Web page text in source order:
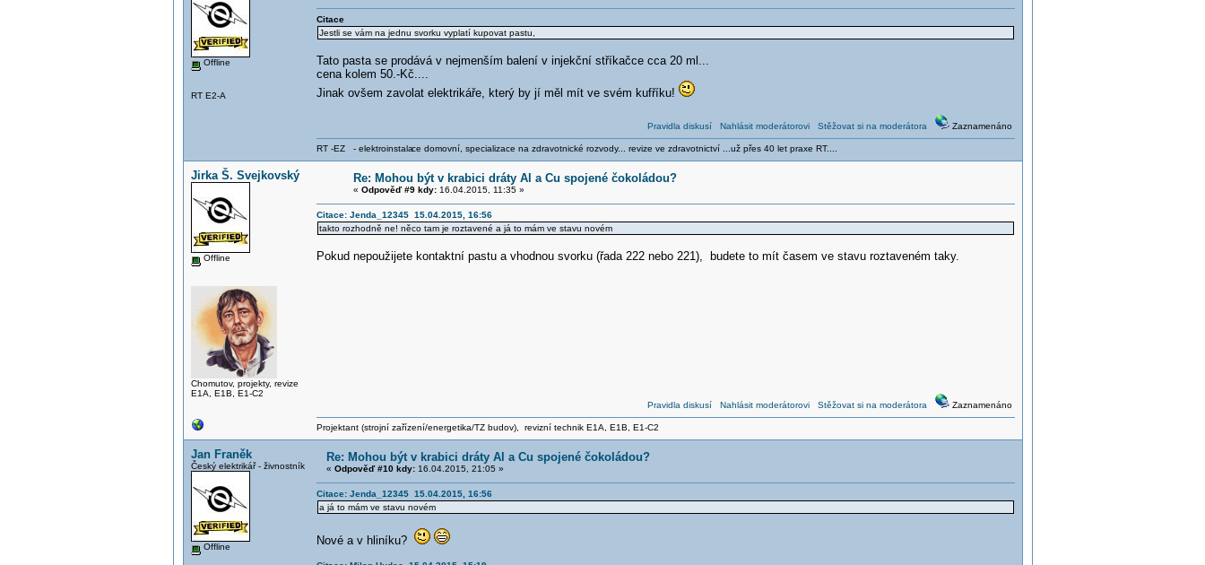
Offline
RT E2-A
Citace
Jestli se vám na jednu svorku vyplatí kupovat pastu,
Tato pasta se prodává v nejmenším balení v injekční stříkačce cca 20 ml...
cena kolem 50.-Kč....
Jinak ovšem zavolat elektrikáře, který by jí měl mít ve svém kufříku!
Pravidla diskusí Nahlásit moderátorovi Stěžovat si na moderátora Zaznamenáno
RT -EZ - elektroinstalace domovní, specializace na zdravotnické rozvody... revize ve zdravotnictví ...už přes 40 let praxe RT....
Jirka Š. Svejkovský
Offline
Chomutov, projekty, revize
E1A, E1B, E1-C2
Re: Mohou být v krabici dráty Al a Cu spojené čokoládou?
« Odpověď #9 kdy:16.04.2015, 11:35 »
Citace: Jenda_12345 15.04.2015, 16:56
takto rozhodně ne! něco tam je roztavené a já to mám ve stavu novém
Pokud nepoužijete kontaktní pastu a vhodnou svorku (řada 222 nebo 221), budete to mít časem ve stavu roztaveném taky.
Pravidla diskusí Nahlásit moderátorovi Stěžovat si na moderátora Zaznamenáno
Projektant (strojní zařízení/energetika/TZ budov), revizní technik E1A, E1B, E1-C2
Jan Franěk
Český elektrikář - živnostník
Offline
Re: Mohou být v krabici dráty Al a Cu spojené čokoládou?
« Odpověď #10 kdy:16.04.2015, 21:05 »
Citace: Jenda_12345 15.04.2015, 16:56
a já to mám ve stavu novém
Nové a v hliníku?